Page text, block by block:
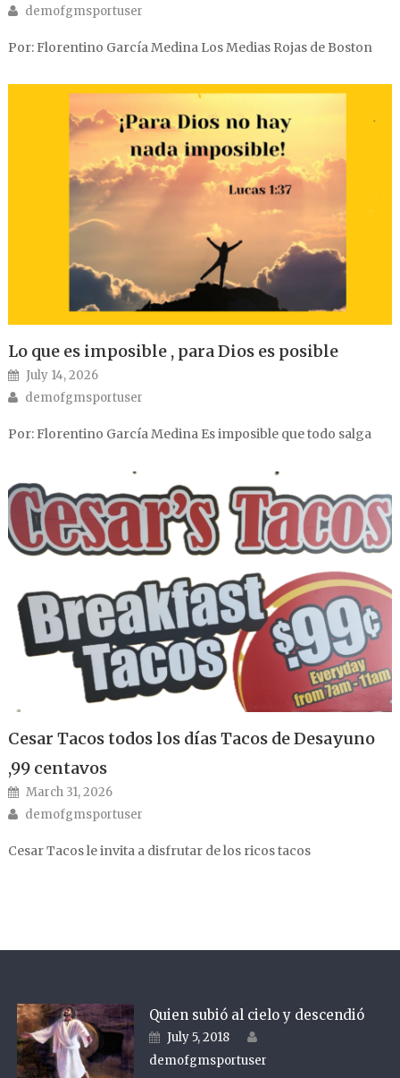
Author
demofgmsportuser
Por: Florentino García Medina Los Medias Rojas de Boston
Lo que es imposible , para Dios es posible
Posted on
July 14, 2026
Author
demofgmsportuser
Por: Florentino García Medina Es imposible que todo salga
Cesar Tacos todos los días Tacos de Desayuno
,99 centavos
Posted on
March 31, 2026
Author
demofgmsportuser
Cesar Tacos le invita a disfrutar de los ricos tacos
Quien subió al cielo y descendió
Posted on
July 5, 2018
demofgmsportuser